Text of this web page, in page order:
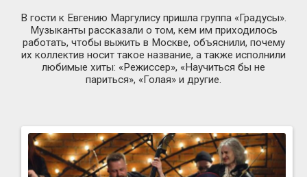
В гости к Евгению Маргулису пришла группа «Градусы».
Музыканты рассказали о том, кем им приходилось
работать, чтобы выжить в Москве, объяснили, почему
их коллектив носит такое название, а также исполнили
любимые хиты: «Режиссер», «Научиться бы не
париться», «Голая» и другие.